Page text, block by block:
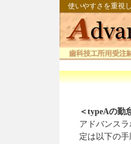
使いやすさを重視
＜typeAの勤
アドバンス
定は以下の